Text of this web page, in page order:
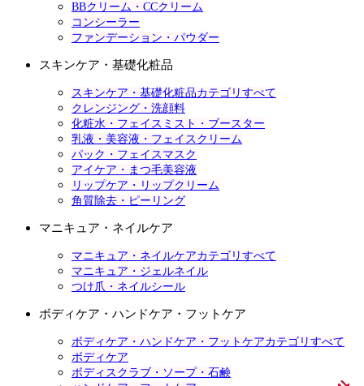
BBクリーム・CCクリーム
コンシーラー
ファンデーション・パウダー
スキンケア・基礎化粧品
スキンケア・基礎化粧品カテゴリすべて
クレンジング・洗顔料
化粧水・フェイスミスト・ブースター
乳液・美容液・フェイスクリーム
パック・フェイスマスク
アイケア・まつ毛美容液
リップケア・リップクリーム
角質除去・ピーリング
マニキュア・ネイルケア
マニキュア・ネイルケアカテゴリすべて
マニキュア・ジェルネイル
つけ爪・ネイルシール
ボディケア・ハンドケア・フットケア
ボディケア・ハンドケア・フットケアカテゴリすべて
ボディケア
ボディスクラブ・ソープ・石鹸